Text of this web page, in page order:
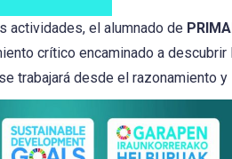
actividades, el alumnado de
crítico encaminado a
trabajará desde el razonamiento y